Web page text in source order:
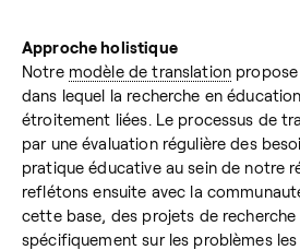
Approche holistique
Notre modèle de translation
dans lequel la recherche en
étroitement liées. Le processus de
par une évaluation régulière des
pratique éducative au sein de notre
reflétons ensuite avec la
cette base, des projets de recherche
spécifiquement sur les problèmes